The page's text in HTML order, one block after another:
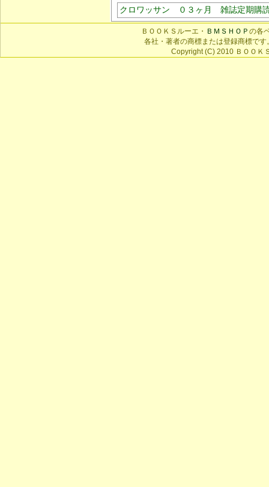
クロワッサン ０３ヶ月 雑誌定期購
ＢＯＯＫＳルーエ・ ＢＭＳＨＯＰ の各
各社・著者の商標または登録商標で
Copyright (C) 2010 ＢＯＯ